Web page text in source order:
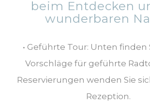
beim Entdecken
wunderbaren
• Geführte Tour: Unten finden
Vorschläge für geführte
Reservierungen wenden Sie
Rezeption.